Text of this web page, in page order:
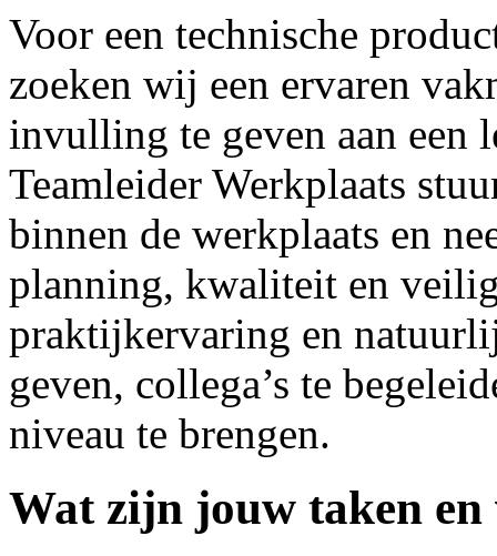
Voor een technische
zoeken wij een ervaren
invulling te geven aan een
Teamleider Werkplaats
binnen de werkplaats en
planning, kwaliteit en
praktijkervaring en
geven, collega’s te
niveau te brengen.
Wat zijn jouw taken